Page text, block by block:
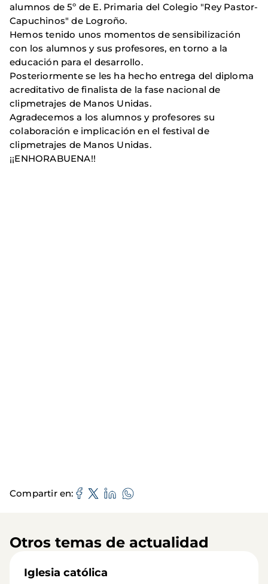
alumnos de 5º de E. Primaria del Colegio "Rey Pastor-
Capuchinos" de Logroño.
Hemos tenido unos momentos de sensibilización
con los alumnos y sus profesores, en torno a la
educación para el desarrollo.
Posteriormente se les ha hecho entrega del diploma
acreditativo de finalista de la fase nacional de
clipmetrajes de Manos Unidas.
Agradecemos a los alumnos y profesores su
colaboración e implicación en el festival de
clipmetrajes de Manos Unidas.
¡¡ENHORABUENA!!
Compartir en
Otros temas de actualidad
Iglesia católica